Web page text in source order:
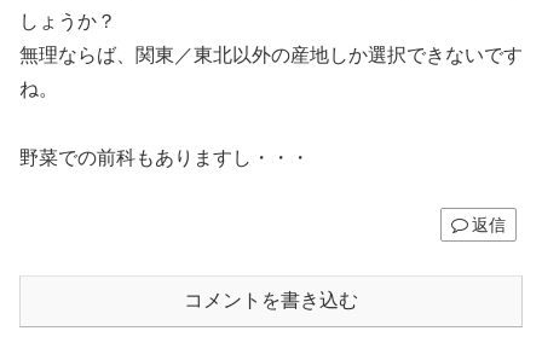
しょうか？
無理ならば、関東／東北以外の産地しか選択できないです
ね。
野菜での前科もありますし・・・
返信
コメントを書き込む